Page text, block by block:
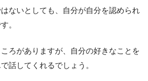
ないとしても、自分が自分を認められ
。
ろがありますが、自分の好きなことを
話してくれるでしょう。